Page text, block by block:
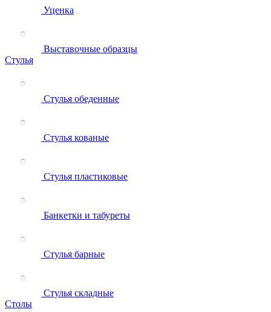
Уценка
Выставочные образцы
Стулья
Стулья обеденные
Стулья кованые
Стулья пластиковые
Банкетки и табуреты
Стулья барные
Стулья складные
Столы